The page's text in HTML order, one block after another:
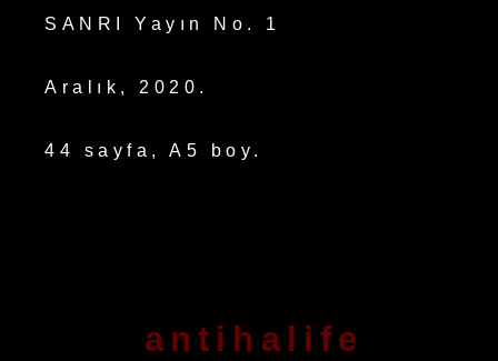
SANRI Yayın No. 1
Aralık, 2020.
44 sayfa, A5 boy.
antihalife